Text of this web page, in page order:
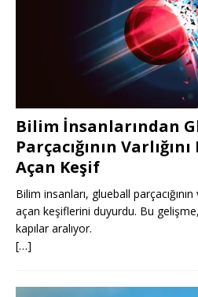
Bilim İnsanlarından
Parçacığının
Açan Keşif
Bilim insanları, glueball parçacığının
açan keşiflerini duyurdu. Bu
kapılar aralıyor.
[…]